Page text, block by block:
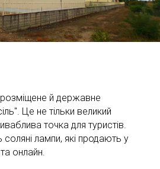
розміщене й державне
Це не тільки великий
точка для туристів.
соляні лампи, які продають у
онлайн.